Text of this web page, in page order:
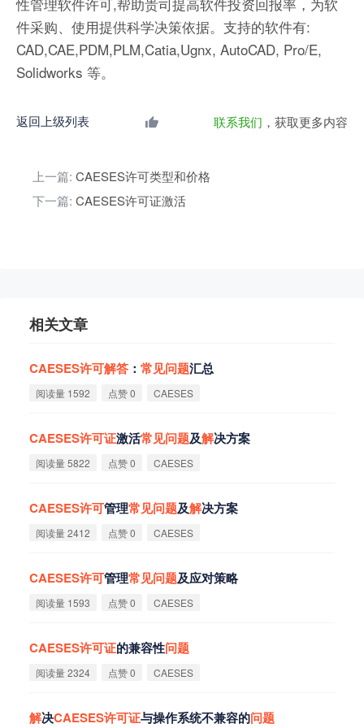
件采购、使用提供科学决策依据。支持的软件有:
CAD,CAE,PDM,PLM,Catia,Ugnx, AutoCAD, Pro/E,
Solidworks 等。
返回上级列表 联系我们 ，获取更多内容
上一篇: CAESES许可类型和价格
下一篇: CAESES许可证激活
相关文章
CAESES许可解答 ： 常见问题汇总
阅读量 1592 点赞 0 CAESES
CAESES许可证激活常见问题及解决方案
阅读量 5822 点赞 0 CAESES
CAESES许可管理常见问题及解决方案
阅读量 2412 点赞 0 CAESES
CAESES许可管理常见问题及应对策略
阅读量 1593 点赞 0 CAESES
CAESES许可证的兼容性问题
阅读量 2324 点赞 0 CAESES
解决CAESES许可证与操作系统不兼容的问题